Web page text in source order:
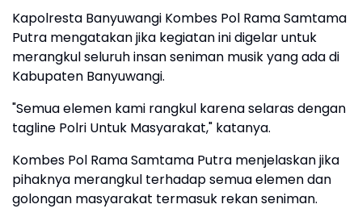
Kapolresta Banyuwangi Kombes Pol Rama Samtama
Putra mengatakan jika kegiatan ini digelar untuk
merangkul seluruh insan seniman musik yang ada di
Kabupaten Banyuwangi.
"Semua elemen kami rangkul karena selaras dengan
tagline Polri Untuk Masyarakat," katanya.
Kombes Pol Rama Samtama Putra menjelaskan jika
pihaknya merangkul terhadap semua elemen dan
golongan masyarakat termasuk rekan seniman.